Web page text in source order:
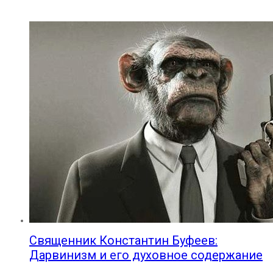
Священник Константин Буфеев:
Дарвинизм и его духовное содержание